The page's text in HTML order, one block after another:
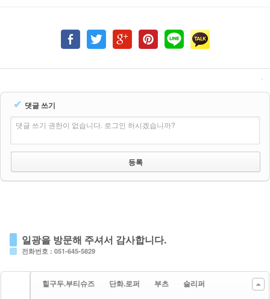
✔ 댓글 쓰기
댓글 쓰기 권한이 없습니다. 로그인 하시겠습니까?
일광을 방문해 주셔서 감사합니다.
전화번호 : 051-645-5829
힐구두.부티슈즈 단화.로퍼 부츠
슬리퍼